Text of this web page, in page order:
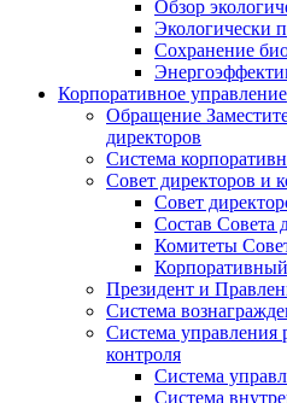
Обзор
Экологически
Сохранение
Корпоративное управление
Обращение
директоров
Система
Совет директоров и
Совет
Состав Совета
Комитеты
Корпоративный
Президент и
Система
Система управления
контроля
Система
Система